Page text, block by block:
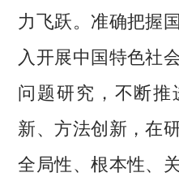
力飞跃。准确把握
入开展中国特色社
问题研究，不断
新、方法创新，在
全局性、根本性、